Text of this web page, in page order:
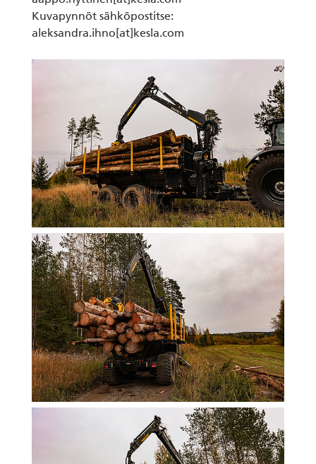
Kuvapynnöt sähköpostitse:
aleksandra.ihno[at]kesla.com